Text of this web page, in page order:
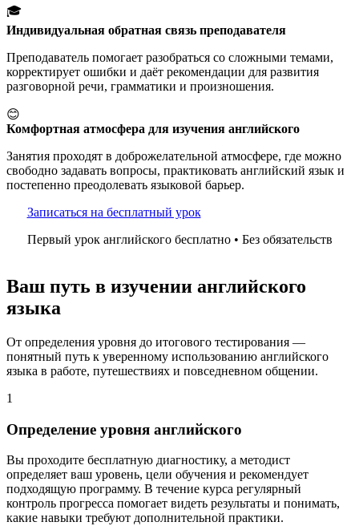
🎓
Индивидуальная обратная связь преподавателя
Преподаватель помогает разобраться со сложными темами,
корректирует ошибки и даёт рекомендации для развития
разговорной речи, грамматики и произношения.
😊
Комфортная атмосфера для изучения английского
Занятия проходят в доброжелательной атмосфере, где можно
свободно задавать вопросы, практиковать английский язык и
постепенно преодолевать языковой барьер.
Записаться на бесплатный урок
Первый урок английского бесплатно • Без обязательств
Ваш путь в изучении английского
языка
От определения уровня до итогового тестирования —
понятный путь к уверенному использованию английского
языка в работе, путешествиях и повседневном общении.
1
Определение уровня английского
Вы проходите бесплатную диагностику, а методист
определяет ваш уровень, цели обучения и рекомендует
подходящую программу. В течение курса регулярный
контроль прогресса помогает видеть результаты и понимать,
какие навыки требуют дополнительной практики.